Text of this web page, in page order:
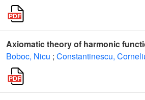
Axiomatic theory of harmonic
Boboc, Nicu ; Constantinescu,